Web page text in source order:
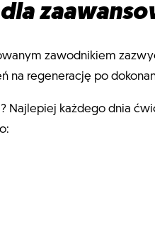
zawodnikiem
na regenerację po
Najlepiej każdego dnia